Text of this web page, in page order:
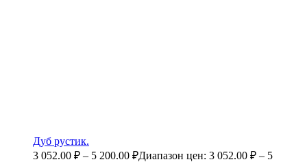
Дуб рустик.
3 052.00 ₽ – 5 200.00 ₽Диапазон цен: 3 052.00 ₽ – 5